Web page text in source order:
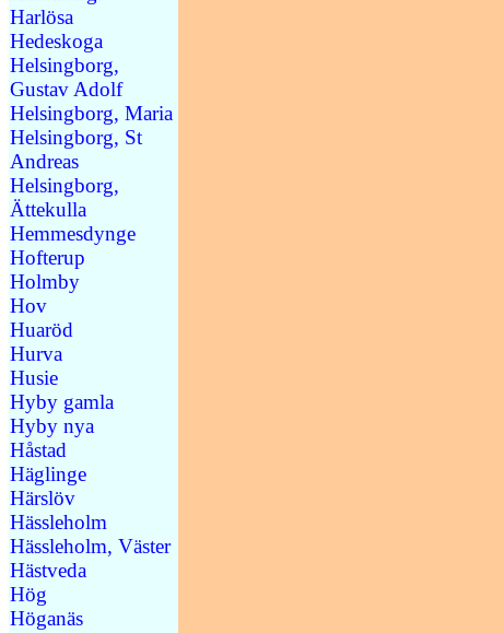
Harlösa
Hedeskoga
Helsingborg,
Gustav Adolf
Helsingborg, Maria
Helsingborg, St
Andreas
Helsingborg,
Ättekulla
Hemmesdynge
Hofterup
Holmby
Hov
Huaröd
Hurva
Husie
Hyby gamla
Hyby nya
Håstad
Häglinge
Härslöv
Hässleholm
Hässleholm, Väster
Hästveda
Hög
Höganäs